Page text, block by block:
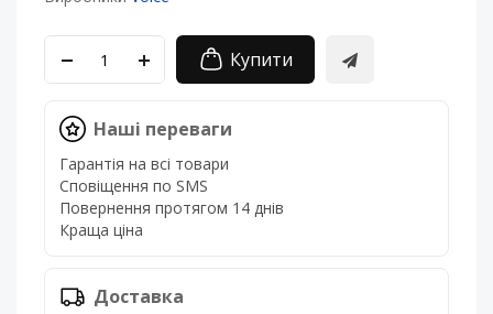
Купити
Наші переваги
Гарантія на всі товари
Сповіщення по SMS
Повернення протягом 14 днів
Краща ціна
Доставка